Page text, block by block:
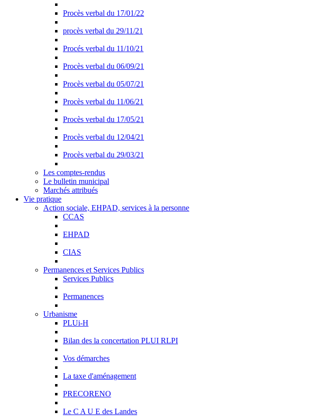
Procès verbal du 17/01/22
procès verbal du 29/11/21
Procés verbal du 11/10/21
Procès verbal du 06/09/21
Procès verbal du 05/07/21
Procès verbal du 11/06/21
Procès verbal du 17/05/21
Procès verbal du 12/04/21
Procès verbal du 29/03/21
Les comptes-rendus
Le bulletin municipal
Marchés attribués
Vie pratique
Action sociale, EHPAD, services à la personne
CCAS
EHPAD
CIAS
Permanences et Services Publics
Services Publics
Permanences
Urbanisme
PLUi-H
Bilan des la concertation PLUI RLPI
Vos démarches
La taxe d'aménagement
PRECORENO
Le C A U E des Landes